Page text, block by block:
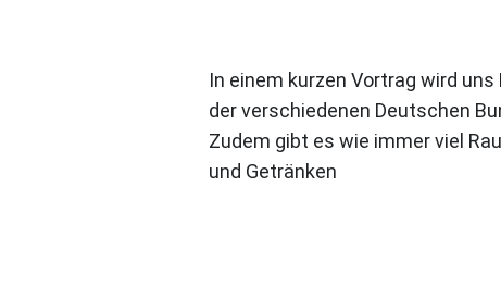
In einem kurzen Vortrag wird
der verschiedenen Deutschen
Zudem gibt es wie immer viel
und Getränken